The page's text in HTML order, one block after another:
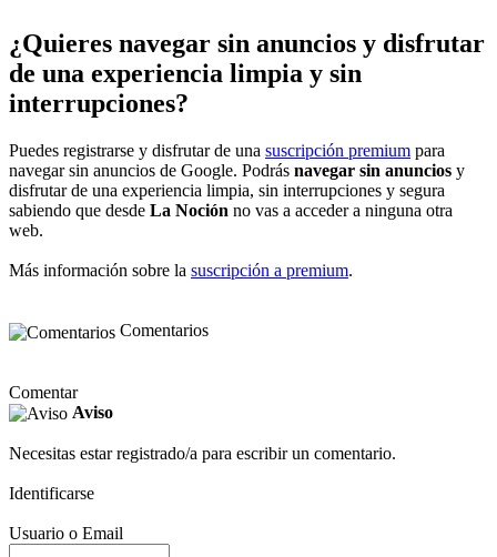
¿Quieres navegar sin anuncios y disfrutar
de una experiencia limpia y sin
interrupciones?
Puedes registrarse y disfrutar de una suscripción premium para
navegar sin anuncios de Google. Podrás navegar sin anuncios y
disfrutar de una experiencia limpia, sin interrupciones y segura
sabiendo que desde La Noción no vas a acceder a ninguna otra
web.
Más información sobre la suscripción a premium.
Comentarios
Comentar
Aviso
Necesitas estar registrado/a para escribir un comentario.
Identificarse
Usuario o Email